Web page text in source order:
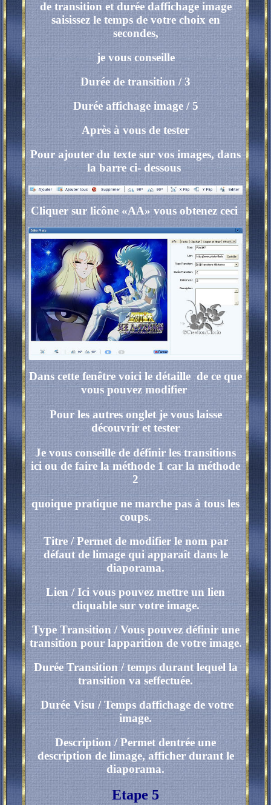
de transition et durée daffichage image
saisissez le temps de votre choix en
secondes,
je vous conseille
Durée de transition / 3
Durée affichage image / 5
Après à vous de tester
Pour ajouter du texte sur vos images, dans
la barre ci- dessous
Cliquer sur licône «AA» vous obtenez ceci
Dans cette fenêtre voici le détaille de ce que
vous pouvez modifier
Pour les autres onglet je vous laisse
découvrir et tester
Je vous conseille de définir les transitions
ici ou de faire la méthode 1 car la méthode
2
quoique pratique ne marche pas à tous les
coups.
Titre / Permet de modifier le nom par
défaut de limage qui apparaît dans le
diaporama.
Lien / Ici vous pouvez mettre un lien
cliquable sur votre image.
Type Transition / Vous pouvez définir une
transition pour lapparition de votre image.
Durée Transition / temps durant lequel la
transition va seffectuée.
Durée Visu / Temps daffichage de votre
image.
Description / Permet dentrée une
description de limage, afficher durant le
diaporama.
Etape 5